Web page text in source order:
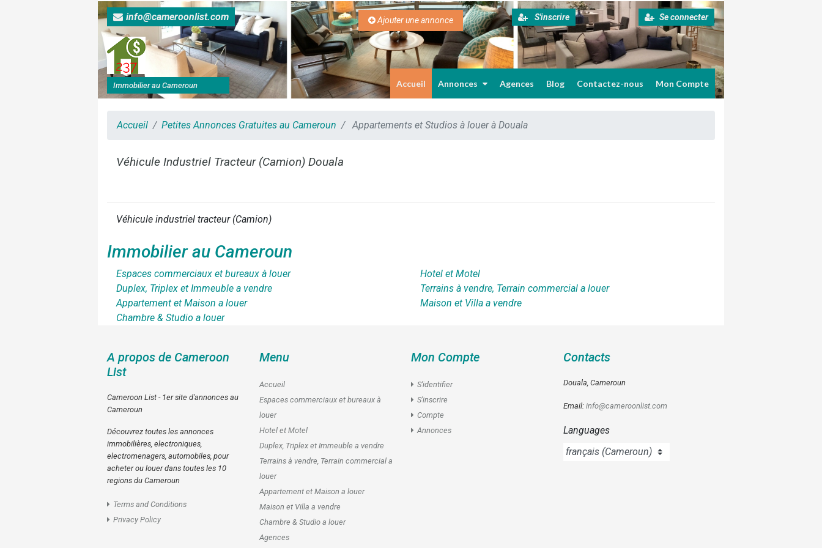
info@cameroonlist.com Ajouter une annonce S'inscrire Se connecter
Immobilier au Cameroun Accueil Annonces Agences Blog Contactez-nous Mon Compte
Accueil Petites Annonces Gratuites au Cameroun Appartements et Studios à louer à Douala
Véhicule Industriel Tracteur (Camion) Douala
Véhicule industriel tracteur (Camion)
Immobilier au Cameroun
Espaces commerciaux et bureaux à louer
Hotel et Motel
Duplex, Triplex et Immeuble a vendre
Terrains à vendre, Terrain commercial a louer
Appartement et Maison a louer
Maison et Villa a vendre
Chambre & Studio a louer
A propos de Cameroon
List
Cameroon List - 1er site d'annonces au
Cameroun
Découvrez toutes les annonces
immobilières, electroniques,
electromenagers, automobiles, pour
acheter ou louer dans toutes les 10
regions du Cameroun
Terms and Conditions
Privacy Policy
Menu
Accueil
Espaces commerciaux et bureaux à
louer
Hotel et Motel
Duplex, Triplex et Immeuble a vendre
Terrains à vendre, Terrain commercial a
louer
Appartement et Maison a louer
Maison et Villa a vendre
Chambre & Studio a louer
Agences
Mon Compte
S'identifier
S'inscrire
Compte
Annonces
Contacts
Douala, Cameroun
Email: info@cameroonlist.com
Languages